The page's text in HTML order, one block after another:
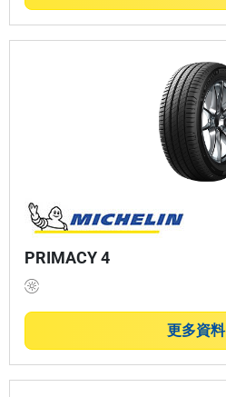
PRIMACY 4
更多資料